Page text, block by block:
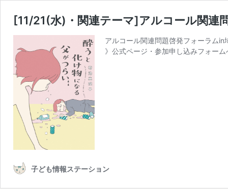
[11/21(水)・関連テーマ]アルコール関連
アルコール関連問題啓発フォーラム
》公式ページ・参加申し込みフォー
子ども情報ステーション